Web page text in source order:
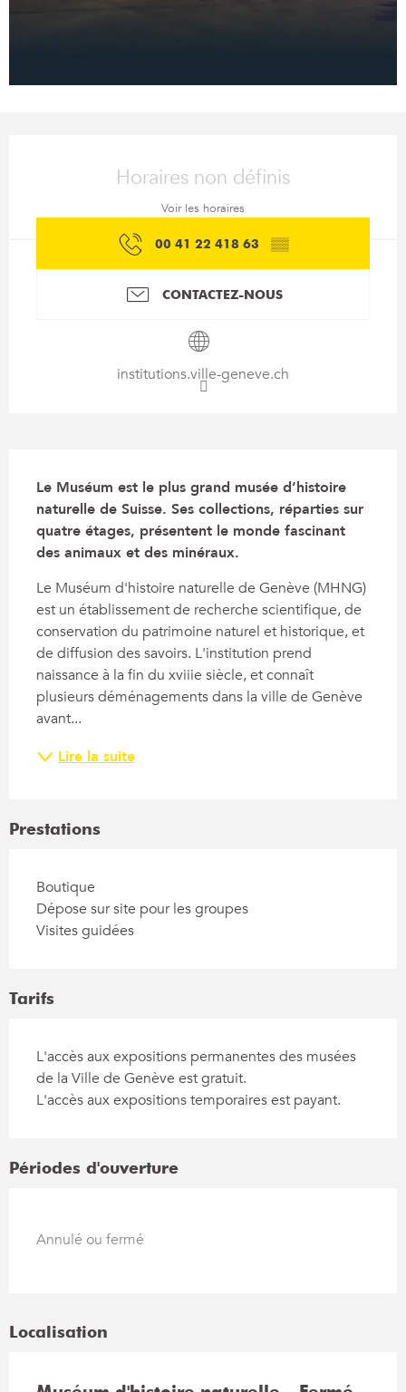
Horaires non définis
Voir les horaires
00 41 22 418 63 ▒▒
CONTACTEZ-NOUS
institutions.ville-geneve.ch
Le Muséum est le plus grand musée d’histoire
naturelle de Suisse. Ses collections, réparties sur
quatre étages, présentent le monde fascinant
des animaux et des minéraux.
Le Muséum d'histoire naturelle de Genève (MHNG)
est un établissement de recherche scientifique, de
conservation du patrimoine naturel et historique, et
de diffusion des savoirs. L'institution prend
naissance à la fin du xviiie siècle, et connaît
plusieurs déménagements dans la ville de Genève
avant...
Lire la suite
Prestations
Boutique
Dépose sur site pour les groupes
Visites guidées
Tarifs
L'accès aux expositions permanentes des musées
de la Ville de Genève est gratuit.
L'accès aux expositions temporaires est payant.
Périodes d'ouverture
Annulé ou fermé
Localisation